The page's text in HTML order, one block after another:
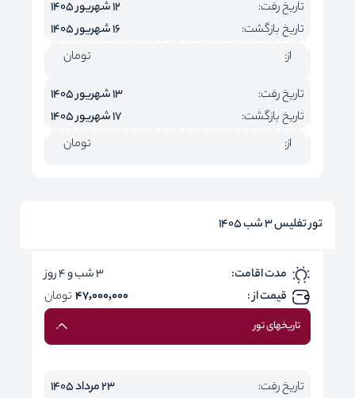
تاریخ رفت:
12 شهریور 1405
تاریخ بازگشت:
16 شهریور 1405
از:
تومان
تاریخ رفت:
13 شهریور 1405
تاریخ بازگشت:
17 شهریور 1405
از:
تومان
تور تفلیس 3 شب 1405
مدت اقامت:
3 شب و 4 روز
قیمت از :
47,000,000 تومان
تاریخهای تور
تاریخ رفت:
23 مرداد 1405